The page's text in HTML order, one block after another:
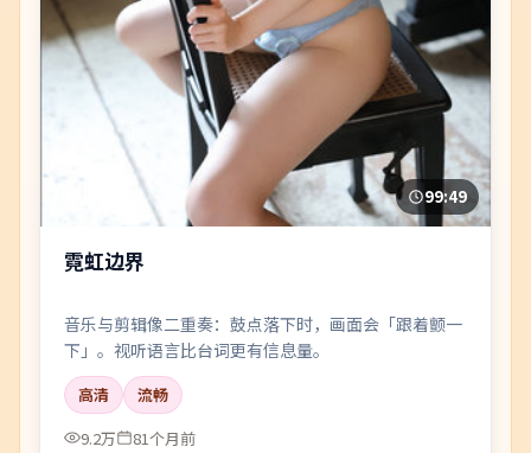
99:49
霓虹边界
音乐与剪辑像二重奏：鼓点落下时，画面会「跟着颤一
下」。视听语言比台词更有信息量。
高清
流畅
9.2万
81个月前